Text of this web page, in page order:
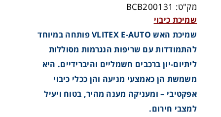
מק"ט: BCB200131
שמיכת כיבוי
שמיכת האש VLITEX E-AUTO פותחה במיוחד
להתמודדות עם שריפות הנגרמות מסוללות
ליתיום-יון ברכבים חשמליים והיברידיים. היא
משמשת הן כאמצעי מניעה והן ככלי כיבוי
אפקטיבי – ומעניקה מענה מהיר, בטוח ויעיל
למצבי חירום.